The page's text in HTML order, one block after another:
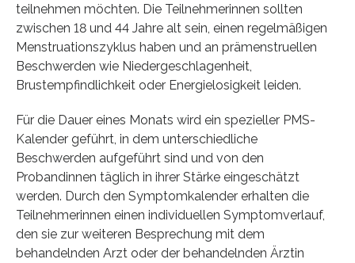
teilnehmen möchten. Die Teilnehmerinnen sollten
zwischen 18 und 44 Jahre alt sein, einen regelmäßigen
Menstruationszyklus haben und an prämenstruellen
Beschwerden wie Niedergeschlagenheit,
Brustempfindlichkeit oder Energielosigkeit leiden.
Für die Dauer eines Monats wird ein spezieller PMS-
Kalender geführt, in dem unterschiedliche
Beschwerden aufgeführt sind und von den
Probandinnen täglich in ihrer Stärke eingeschätzt
werden. Durch den Symptomkalender erhalten die
Teilnehmerinnen einen individuellen Symptomverlauf,
den sie zur weiteren Besprechung mit dem
behandelnden Arzt oder der behandelnden Ärztin